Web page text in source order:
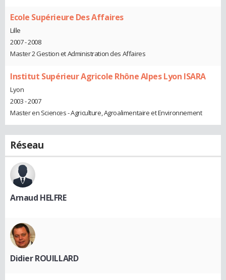
Ecole Supérieure Des Affaires
Lille
2007 - 2008
Master 2 Gestion et Administration des Affaires
Institut Supérieur Agricole Rhône Alpes Lyon ISARA
Lyon
2003 - 2007
Master en Sciences - Agriculture, Agroalimentaire et Environnement
Réseau
Arnaud HELFRE
Didier ROUILLARD